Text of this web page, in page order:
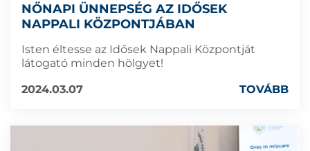
NŐNAPI ÜNNEPSÉG AZ IDŐSEK
NAPPALI KÖZPONTJÁBAN
Isten éltesse az Idősek Nappali Központját
látogató minden hölgyet!
2024.03.07
TOVÁBB